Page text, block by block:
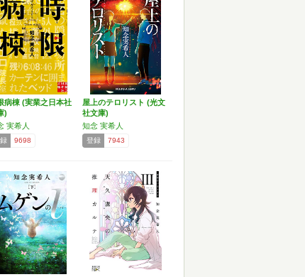
病棟 (実業之日本社
)
実希人
9698
屋上のテロリスト (光文
社文庫)
知念 実希人
登録 7943